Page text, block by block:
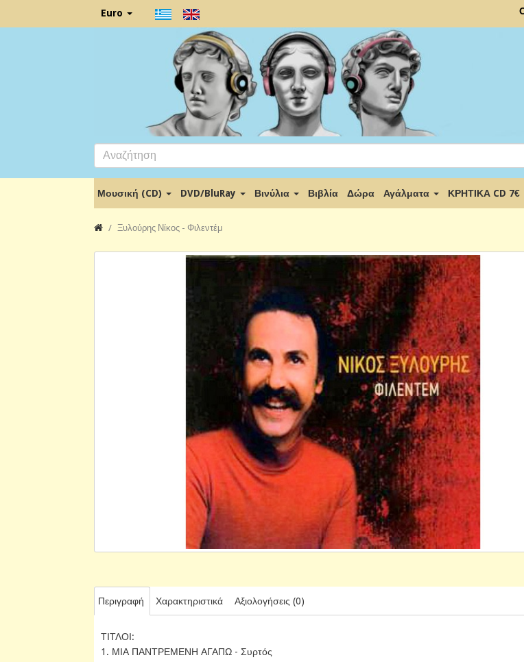
Euro
Μουσική (CD) DVD/BluRay Βινύλια Βιβλία Δώρα Αγάλματα ΚΡΗΤΙΚΑ CD 7€
Ξυλούρης Νίκος - Φιλεντέμ
Περιγραφή Χαρακτηριστικά Αξιολογήσεις (0)
ΤΙΤΛΟΙ:
1. ΜΙΑ ΠΑΝΤΡΕΜΕΝΗ ΑΓΑΠΩ - Συρτός